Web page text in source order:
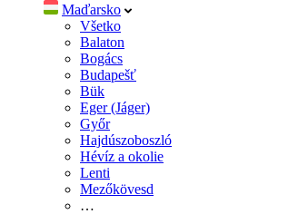
Maďarsko
Všetko
Balaton
Bogács
Budapešť
Bük
Eger (Jáger)
Győr
Hajdúszoboszló
Hévíz a okolie
Lenti
Mezőkövesd
…